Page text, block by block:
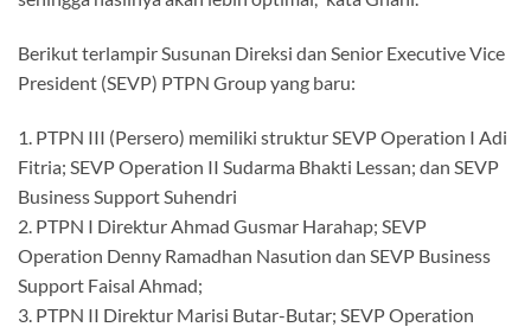
Berikut terlampir Susunan Direksi dan Senior Executive Vice
President (SEVP) PTPN Group yang baru:
1. PTPN III (Persero) memiliki struktur SEVP Operation I Adi
Fitria; SEVP Operation II Sudarma Bhakti Lessan; dan SEVP
Business Support Suhendri
2. PTPN I Direktur Ahmad Gusmar Harahap; SEVP
Operation Denny Ramadhan Nasution dan SEVP Business
Support Faisal Ahmad;
3. PTPN II Direktur Marisi Butar-Butar; SEVP Operation